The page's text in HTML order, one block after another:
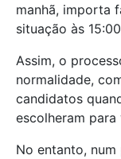
manhã, importa
situação às
Assim, o
normalidade,
candidatos
escolheram para
No entanto,